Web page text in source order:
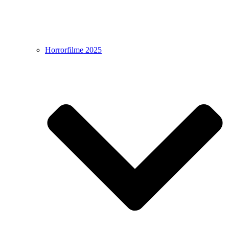
Horrorfilme 2025